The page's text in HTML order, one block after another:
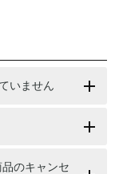
いません
のキャンセ